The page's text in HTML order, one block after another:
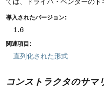
導入されたバージョン:
1.6
関連項目:
直列化された形式
コンストラクタのサマ